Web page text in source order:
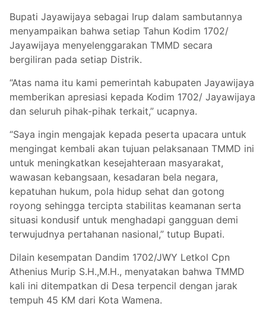
Bupati Jayawijaya sebagai Irup dalam sambutannya
menyampaikan bahwa setiap Tahun Kodim 1702/
Jayawijaya menyelenggarakan TMMD secara
bergiliran pada setiap Distrik.
“Atas nama itu kami pemerintah kabupaten Jayawijaya
memberikan apresiasi kepada Kodim 1702/ Jayawijaya
dan seluruh pihak-pihak terkait,” ucapnya.
“Saya ingin mengajak kepada peserta upacara untuk
mengingat kembali akan tujuan pelaksanaan TMMD ini
untuk meningkatkan kesejahteraan masyarakat,
wawasan kebangsaan, kesadaran bela negara,
kepatuhan hukum, pola hidup sehat dan gotong
royong sehingga tercipta stabilitas keamanan serta
situasi kondusif untuk menghadapi gangguan demi
terwujudnya pertahanan nasional,” tutup Bupati.
Dilain kesempatan Dandim 1702/JWY Letkol Cpn
Athenius Murip S.H.,M.H., menyatakan bahwa TMMD
kali ini ditempatkan di Desa terpencil dengan jarak
tempuh 45 KM dari Kota Wamena.